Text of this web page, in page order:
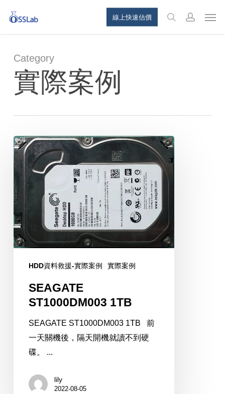
線上快速估價
searchaccount
Category
實際案例
SEAGATE
ST1000DM003
1TB
HDD資料救援-實際案例 實際案例
SEAGATE
ST1000DM003 1TB
SEAGATE ST1000DM003 1TB 前
一天關機後，隔天開機就讀不到硬
碟。 ...
lily
2022-08-05